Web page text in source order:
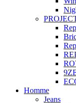
Homme
Jeans